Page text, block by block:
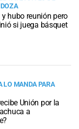
hubo reunión pero
si juega básquet
LO MANDA PARA
Unión por la
a